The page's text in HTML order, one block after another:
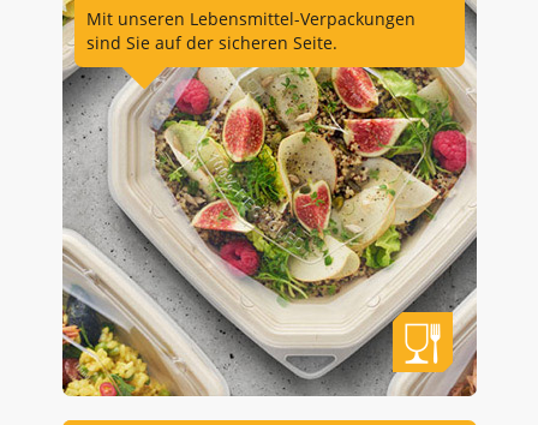
Mit unseren Lebensmittel-Verpackungen
sind Sie auf der sicheren Seite.